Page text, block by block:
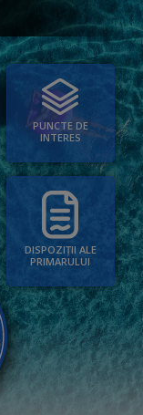
PUNCTE DE
INTERES
DISPOZIȚII ALE
PRIMARULUI